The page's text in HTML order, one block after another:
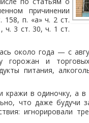
причинении
158, п. «а» ч. 2 ст.
ч. 3 ст. 30, ч. 1 ст.
около года — с
горожан и
питания,
кражи в одиночку, а
что даже будучи
игнорировали